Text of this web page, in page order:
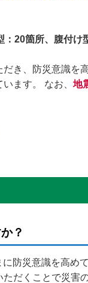
：20箇所、腹付け
き、防災意識を
ます。 なお、 地
？
防災意識を高め
だくことで災害